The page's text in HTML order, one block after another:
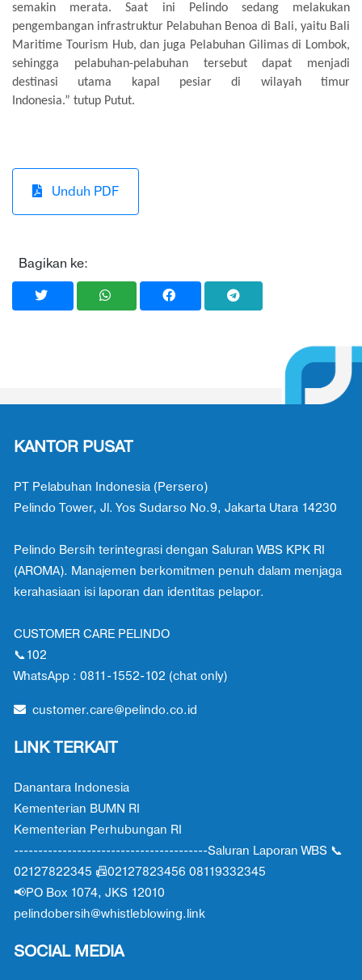
semakin merata. Saat ini Pelindo sedang melakukan
pengembangan infrastruktur Pelabuhan Benoa di Bali, yaitu Bali
Maritime Tourism Hub, dan juga Pelabuhan Gilimas di Lombok,
sehingga pelabuhan-pelabuhan tersebut dapat menjadi
destinasi utama kapal pesiar di wilayah timur
Indonesia.” tutup Putut.
Unduh PDF
Bagikan ke:
KANTOR PUSAT
PT Pelabuhan Indonesia (Persero)
Pelindo Tower, Jl. Yos Sudarso No.9, Jakarta Utara 14230
Pelindo Bersih terintegrasi dengan Saluran WBS KPK RI
(AROMA). Manajemen berkomitmen penuh dalam menjaga
kerahasiaan isi laporan dan identitas pelapor.
CUSTOMER CARE PELINDO
📞102
WhatsApp : 0811-1552-102 (chat only)
customer.care@pelindo.co.id
LINK TERKAIT
Danantara Indonesia
Kementerian BUMN RI
Kementerian Perhubungan RI
----------------------------------------Saluran Laporan WBS 📞
02127822345 📠02127823456 08119332345
📢PO Box 1074, JKS 12010
pelindobersih@whistleblowing.link
SOCIAL MEDIA